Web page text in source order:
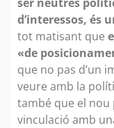
d’interessos, és
tot matisant que
«de
que no pas d’un
veure amb la
també que el
vinculació amb